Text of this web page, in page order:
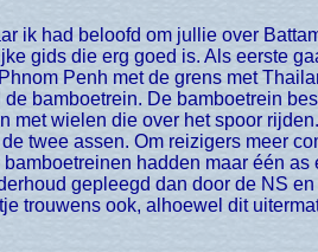
gids die erg goed is. Als eerste
Penh met de grens met
bamboetrein. De bamboetrein
met wielen die over het spoor
twee assen. Om reizigers meer
hadden maar één
gepleegd dan door de NS
trouwens ook, alhoewel dit